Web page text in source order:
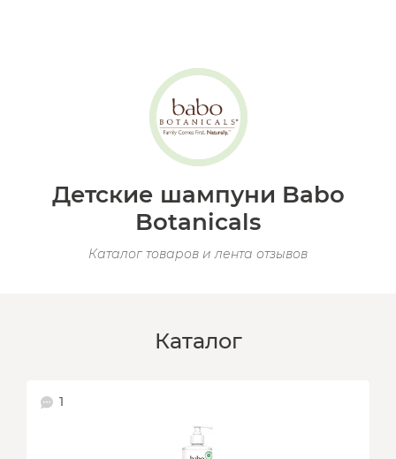
Детские шампуни Babo
Botanicals
Каталог товаров и лента отзывов
Каталог
1